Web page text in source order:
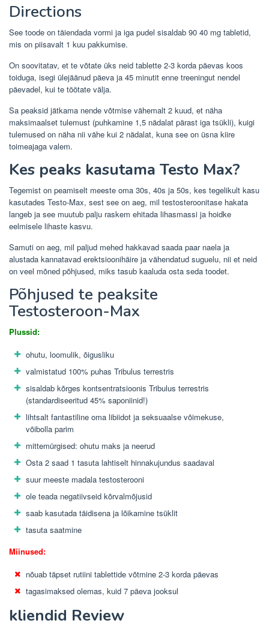
Directions
See toode on täiendada vormi ja iga pudel sisaldab 90 40 mg tabletid,
mis on piisavalt 1 kuu pakkumise.
On soovitatav, et te võtate üks neid tablette 2-3 korda päevas koos
toiduga, isegi ülejäänud päeva ja 45 minutit enne treeningut nendel
päevadel, kui te töötate välja.
Sa peaksid jätkama nende võtmise vähemalt 2 kuud, et näha
maksimaalset tulemust (puhkamine 1,5 nädalat pärast iga tsükli), kuigi
tulemused on näha nii vähe kui 2 nädalat, kuna see on üsna kiire
toimeajaga valem.
Kes peaks kasutama Testo Max?
Tegemist on peamiselt meeste oma 30s, 40s ja 50s, kes tegelikult kasu
kasutades Testo-Max, sest see on aeg, mil testosteroonitase hakata
langeb ja see muutub palju raskem ehitada lihasmassi ja hoidke
eelmisele lihaste kasvu.
Samuti on aeg, mil paljud mehed hakkavad saada paar naela ja
alustada kannatavad erektsioonihäire ja vähendatud suguelu, nii et neid
on veel mõned põhjused, miks tasub kaaluda osta seda toodet.
Põhjused te peaksite
Testosteroon-Max
Plussid:
ohutu, loomulik, õigusliku
valmistatud 100% puhas Tribulus terrestris
sisaldab kõrges kontsentratsioonis Tribulus terrestris
(standardiseeritud 45% saponiinid!)
lihtsalt fantastiline oma libiidot ja seksuaalse võimekuse,
võibolla parim
mittemürgised: ohutu maks ja neerud
Osta 2 saad 1 tasuta lahtiselt hinnakujundus saadaval
suur meeste madala testosterooni
ole teada negatiivseid kõrvalmõjusid
saab kasutada täidisena ja lõikamine tsüklit
tasuta saatmine
Miinused:
nõuab täpset rutiini tablettide võtmine 2-3 korda päevas
tagasimaksed olemas, kuid 7 päeva jooksul
kliendid Review